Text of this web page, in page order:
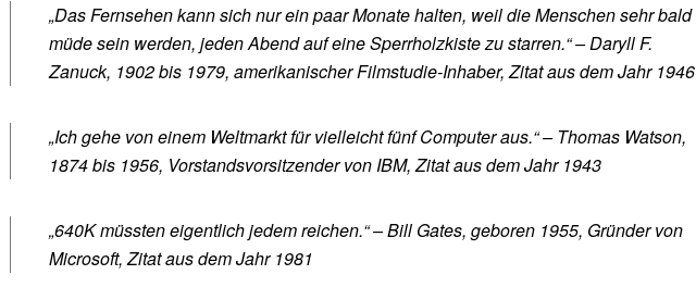
„Das Fernsehen kann sich nur ein paar Monate halten, weil die Menschen sehr bald
müde sein werden, jeden Abend auf eine Sperrholzkiste zu starren.“ –Daryll F.
Zanuck, 1902 bis 1979, amerikanischer Filmstudie-Inhaber, Zitat aus dem Jahr 1946
„Ich gehe von einem Weltmarkt für vielleicht fünf Computer aus.“ –Thomas Watson,
1874 bis 1956, Vorstandsvorsitzender von IBM, Zitat aus dem Jahr 1943
„640K müssten eigentlich jedem reichen.“ –Bill Gates, geboren 1955, Gründer von
Microsoft, Zitat aus dem Jahr 1981